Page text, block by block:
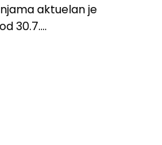
aktuelan je
30.7....